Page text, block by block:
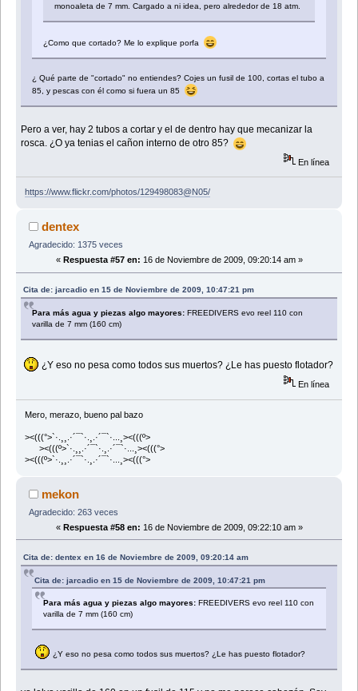
monoaleta de 7 mm. Cargado a ni idea, pero alrededor de 18 atm.
¿Como que cortado? Me lo explique porfa
¿ Qué parte de "cortado" no entiendes? Cojes un fusil de 100, cortas el tubo a
85, y pescas con él como si fuera un 85
Pero a ver, hay 2 tubos a cortar y el de dentro hay que mecanizar la
rosca. ¿O ya tenias el cañon interno de otro 85?
En línea
https://www.flickr.com/photos/129498083@N05/
dentex
Agradecido: 1375 veces
« Respuesta #57 en: 16 de Noviembre de 2009, 09:20:14 am »
Cita de: jarcadio en 15 de Noviembre de 2009, 10:47:21 pm
Para más agua y piezas algo mayores: FREEDIVERS evo reel 110 con
varilla de 7 mm (160 cm)
¿Y eso no pesa como todos sus muertos? ¿Le has puesto flotador?
En línea
Mero, merazo, bueno pal bazo
><(((°>`·.¸¸.·´¯`·.¸.·´¯`·...¸><(((º>
><(((º>`·.¸¸.·´¯`·.¸.·´¯`·...¸><(((°>
><(((º>`·.¸¸.·´¯`·.¸.·´¯`·...¸><(((°>
mekon
Agradecido: 263 veces
« Respuesta #58 en: 16 de Noviembre de 2009, 09:22:10 am »
Cita de: dentex en 16 de Noviembre de 2009, 09:20:14 am
Cita de: jarcadio en 15 de Noviembre de 2009, 10:47:21 pm
Para más agua y piezas algo mayores: FREEDIVERS evo reel 110 con
varilla de 7 mm (160 cm)
¿Y eso no pesa como todos sus muertos? ¿Le has puesto flotador?